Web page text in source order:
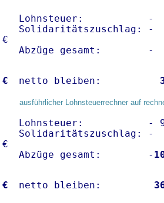
Lohnsteuer:           -
Solidaritätszuschlag: -
Abzüge gesamt:        -
netto bleiben:
ausführlicher Lohnsteuerrechner auf
Lohnsteuer:           -
Solidaritätszuschlag: -
Abzüge gesamt:        -
netto bleiben: